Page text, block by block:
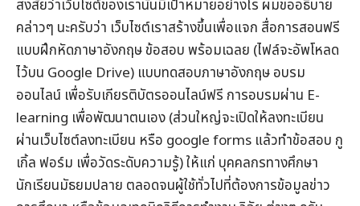
สงสัยว่าเว็บไซต์ของเรานั่นมีเป้าหมายอย่างไร ผมขออธิบาย
คล่าวๆ นะครับว่า เว็บไซต์เราสร้างขึ้นเพื่อแจก สื่อการสอนฟรี
แบบฝึกหัดภาษาอังกฤษข้อสอบพร้อมเฉลย (ไฟล์จะอัพโหลด
ไว้บน Google Drive) แบบทดสอบภาษาอังกฤษอบรม
ออนไลน์ เพื่อรับเกียรติบัตรออนไลน์ฟรี การอบรมผ่าน E-
learning เพื่อพัฒนาตนเอง (ส่วนใหญ่จะเปิดให้ลงทะเบียน
ผ่านเว็บไซต์ลงทะเบียน หรือ google forms แล้วทำข้อสอบ กู
เกิ้ล ฟอร์ม เพื่อวัดระดับความรู้) ให้แก่ บุคคลกรทางศึกษา
นักเรียนมัธยมปลาย ตลอดจนผู้ใช้ทั่วไปที่ต้องการข้อมูลข่าว